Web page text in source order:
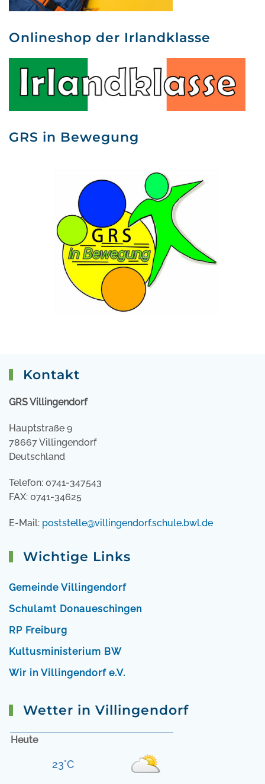
Onlineshop der Irlandklasse
GRS in Bewegung
Kontakt
GRS Villingendorf
Hauptstraße 9
78667 Villingendorf
Deutschland
Telefon: 0741-347543
FAX: 0741-34625
E-Mail: poststelle@villingendorf.schule.bwl.de
Wichtige Links
Gemeinde Villingendorf
Schulamt Donaueschingen
RP Freiburg
Kultusministerium BW
Wir in Villingendorf e.V.
Wetter in Villingendorf
Heute
23°C